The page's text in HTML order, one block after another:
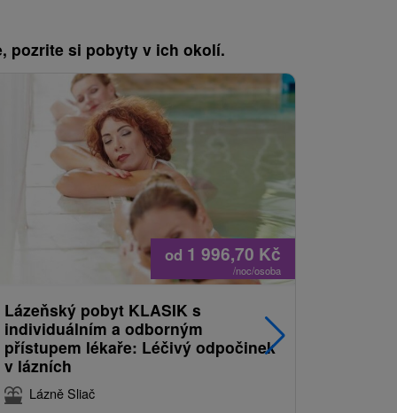
pozrite si pobyty v ich okolí.
od 1 996,70 Kč
/noc/osoba
Lázeňský pobyt KLASIK s
individuálním a odborným
přístupem lékaře: Léčivý odpočinek
v lázních
Lázně Sliač